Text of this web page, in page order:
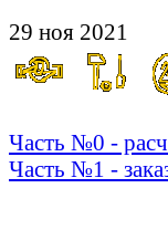
29 ноя 2021
Часть №0 -
Часть №1 -